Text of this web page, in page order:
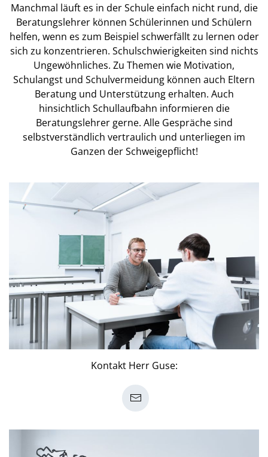
Manchmal läuft es in der Schule einfach nicht rund, die
Beratungslehrer können Schülerinnen und Schülern
helfen, wenn es zum Beispiel schwerfällt zu lernen oder
sich zu konzentrieren. Schulschwierigkeiten sind nichts
Ungewöhnliches. Zu Themen wie Motivation,
Schulangst und Schulvermeidung können auch Eltern
Beratung und Unterstützung erhalten. Auch
hinsichtlich Schullaufbahn informieren die
Beratungslehrer gerne. Alle Gespräche sind
selbstverständlich vertraulich und unterliegen im
Ganzen der Schweigepflicht!
Kontakt Herr Guse: